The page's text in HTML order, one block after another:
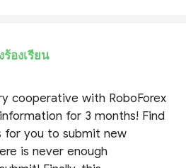
ร้องเรียน
cooperative with RoboForex
for 3 months! Find
for you to submit new
is never enough